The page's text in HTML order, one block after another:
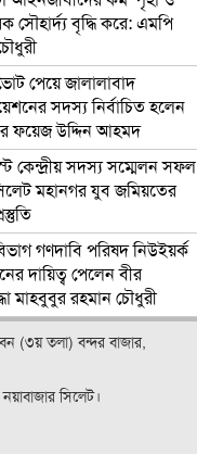
সৌহার্দ্য বৃদ্ধি করে: এমপি
ভোট পেয়ে জালালাবাদ
সদস্য নির্বাচিত হলেন
ফয়েজ উদ্দিন আহমদ
কেন্দ্রীয় সদস্য সম্মেলন সফল
মহানগর যুব জমিয়তের
গণদাবি পরিষদ নিউইয়র্ক
দায়িত্ব পেলেন বীর
মাহবুবুর রহমান চৌধুরী
(৩য় তলা) বন্দর বাজার,
সিলেট।